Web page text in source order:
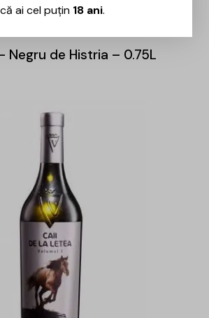
Negru de Histria – 0.75L
că ai cel puțin 18 ani.